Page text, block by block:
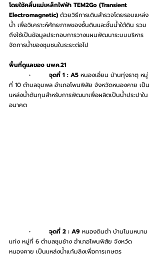
โดยใช้คลื่นแม่เหล็กไฟฟ้า TEM2Go (Transient
Electromagnetic) ด้วยวิธีการเดินสำรวจโดยรอบแหล่ง
น้ำ เพื่อวิเคราะห์ศักยภาพของชั้นดินและชั้นน้ำใต้ดิน รวม
ถึงใช้เป็นข้อมูลประกอบการวางแผนพัฒนาระบบบริหาร
จัดการน้ำของชุมชนในระยะต่อไป
พื้นที่ดูแลของ นพค.21
จุดที่ 1 : A5 หนองเอี่ยน บ้านทุ่งธาตุ หมู่
ที่ 10 ตำบลจุมพล อำเภอโพนพิสัย จังหวัดหนองคาย เป็น
แหล่งน้ำต้นทุนสำหรับการพัฒนาเพื่อผลิตเป็นน้ำประปาใน
อนาคต
จุดที่ 2 : A9 หนองดินดำ บ้านโนนหนาม
แท่ง หมู่ที่ 6 ตำบลชุมช้าง อำเภอโพนพิสัย จังหวัด
หนองคาย เป็นแหล่งน้ำแก้มลิงเพื่อการเกษตร